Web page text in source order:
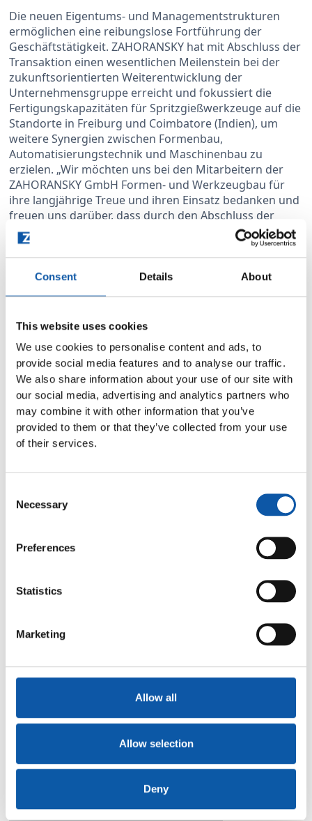
Consent Details About
This website uses cookies
We use cookies to personalise content and ads, to
provide social media features and to analyse our traffic.
We also share information about your use of our site with
our social media, advertising and analytics partners who
may combine it with other information that you’ve
provided to them or that they’ve collected from your use
of their services.
Selection
Necessary
Preferences
Statistics
Marketing
Allow all
Allow selection
Deny
Die neuen Eigentums- und Managementstrukturen
ermöglichen eine reibungslose Fortführung der
Geschäftstätigkeit. ZAHORANSKY hat mit Abschluss der
Transaktion einen wesentlichen Meilenstein bei der
zukunftsorientierten Weiterentwicklung der
Unternehmensgruppe erreicht und fokussiert die
Fertigungskapazitäten für Spritzgießwerkzeuge auf die
Standorte in Freiburg und Coimbatore (Indien), um
weitere Synergien zwischen Formenbau,
Automatisierungstechnik und Maschinenbau zu
erzielen. „Wir möchten uns bei den Mitarbeitern der
ZAHORANSKY GmbH Formen- und Werkzeugbau für
ihre langjährige Treue und ihren Einsatz bedanken und
freuen uns darüber, dass durch den Abschluss der
Transaktion die Arbeitsplätze der rund 70 Mitarbeiter
gesichert werden konnten. Die Geschäftsführungen
der Gesellschaften haben beschlossen, auch in Zukunft
weiterhin eng zusammenzuarbeiten“, äußert sich
Ulrich Zahoransky nach Vertragsunterzeichnung.
Alle News
Lesen Sie jetzt: